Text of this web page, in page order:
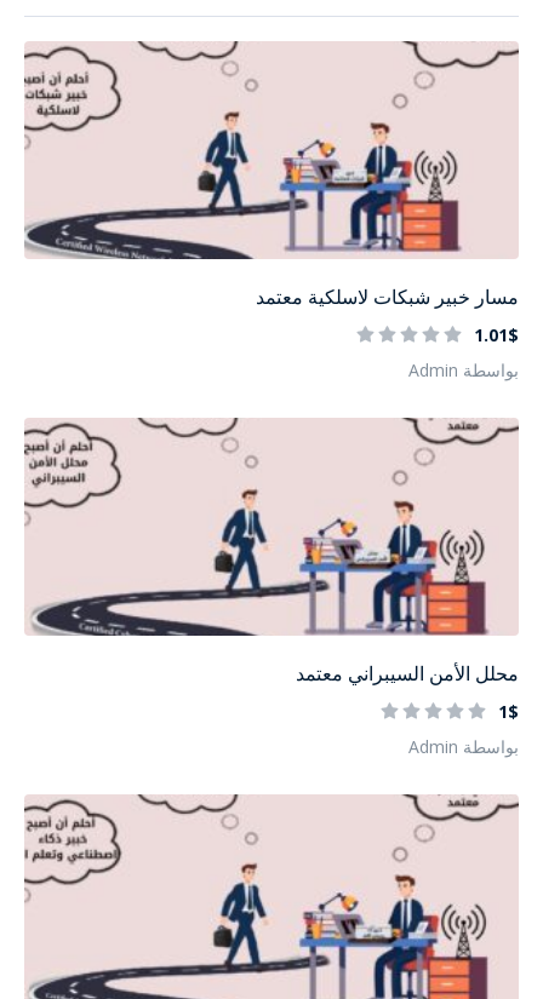
مسار خبير شبكات لاسلكية معتمد
1.01$
بواسطة Admin
محلل الأمن السيبراني معتمد
1$
بواسطة Admin